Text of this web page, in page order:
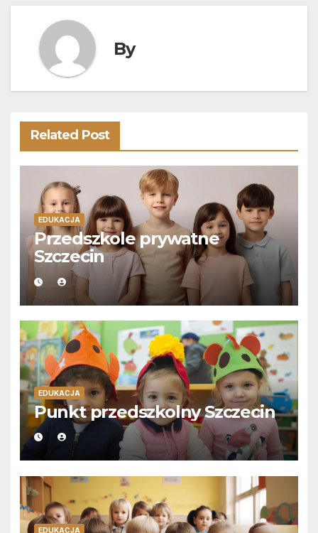
By
Related Post
EDUKACJA
Przedszkole prywatne
Szczecin
EDUKACJA
Punkt przedszkolny Szczecin
EDUKACJA